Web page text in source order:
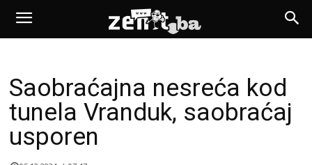
Saobraćajna nesreća kod
tunela Vranduk, saobraćaj
usporen